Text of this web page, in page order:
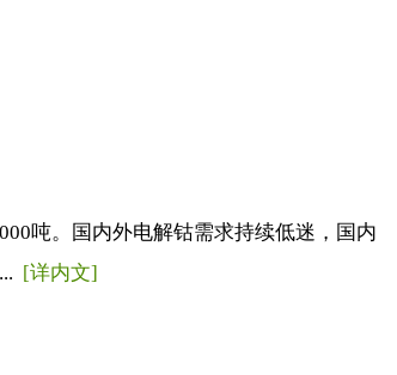
吨。国内外电解钴需求持续低迷，国内
[详内文]